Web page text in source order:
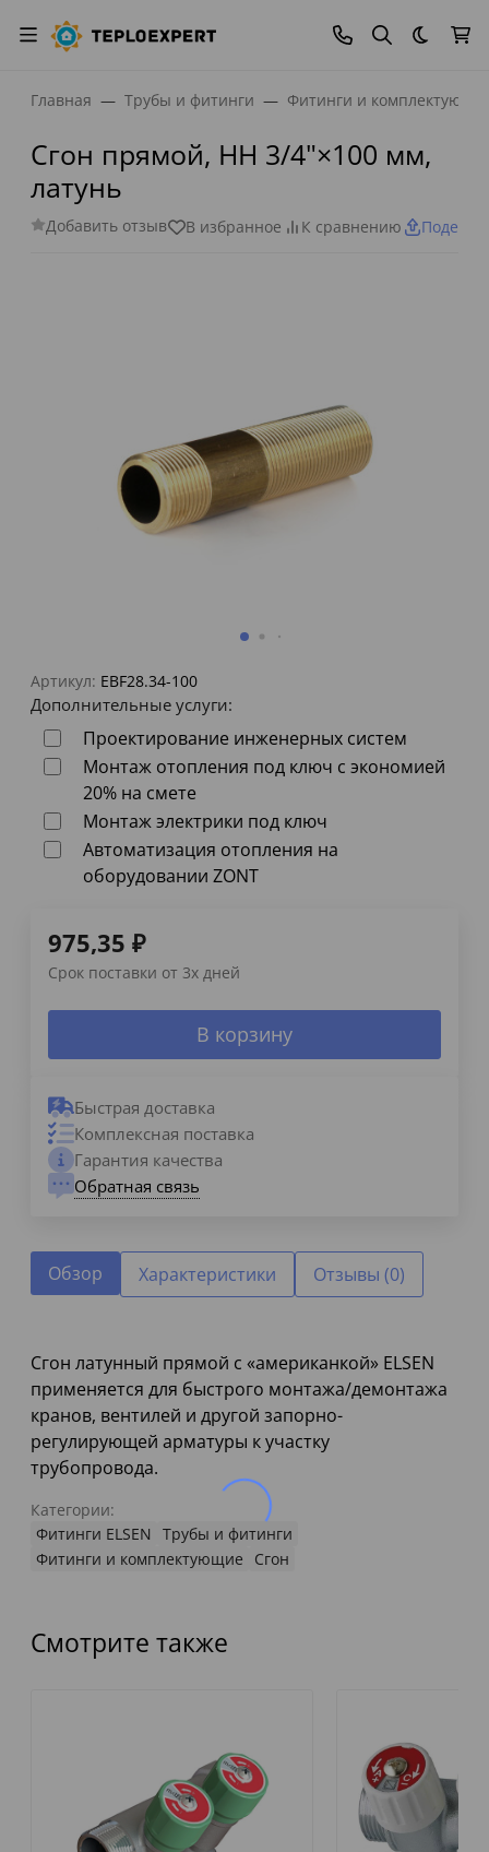
Темная
Главная Трубы и фитинги Фитинги и
Сгон прямой, НН 3/4"×100 мм,
латунь
Добавить отзыв В избранное К сравнению
Артикул: EBF28.34-100
Дополнительные услуги:
Проектирование инженерных систем
Монтаж отопления под ключ с экономией
20% на смете
Монтаж электрики под ключ
Автоматизация отопления на
оборудовании ZONT
975,35 ₽
Срок поставки от 3х дней
В корзину
Быстрая доставка
Комплексная поставка
Гарантия качества
Обратная связь
Обзор Характеристики Отзывы (0)
Сгон латунный прямой с «американкой» ELSEN
применяется для быстрого монтажа/демонтажа
кранов, вентилей и другой запорно-
регулирующей арматуры к участку
трубопровода.
Категории:
Фитинги ELSEN Трубы и фитинги
Фитинги и комплектующие
Сгон
Смотрите также